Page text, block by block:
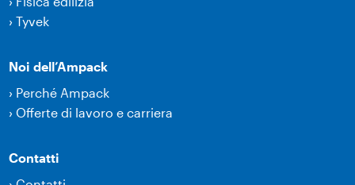
›Tyvek
Noi dell’Ampack
› Perché Ampack
› Offerte di lavoro e carriera
Contatti